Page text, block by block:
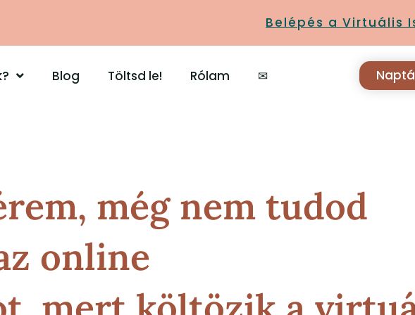
Belépés a Virtuális
Blog Töltsd le! Rólam ✉
még nem tudod
online